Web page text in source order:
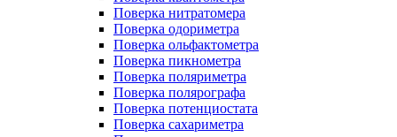
Поверка нитратомера
Поверка одориметра
Поверка ольфактометра
Поверка пикнометра
Поверка поляриметра
Поверка полярографа
Поверка потенциостата
Поверка сахариметра